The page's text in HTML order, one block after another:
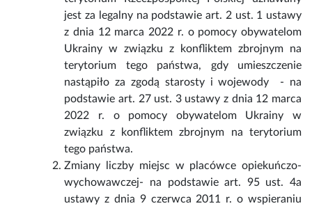
jest za legalny na podstawie art. 2 ust. 1 ustawy
z dnia 12 marca 2022 r. o pomocy obywatelom
Ukrainy w związku z konfliktem zbrojnym na
terytorium tego państwa, gdy umieszczenie
nastąpiło za zgodą starosty i wojewody - na
podstawie art. 27 ust. 3 ustawy z dnia 12 marca
2022 r. o pomocy obywatelom Ukrainy w
związku z konfliktem zbrojnym na terytorium
tego państwa.
Zmiany liczby miejsc w placówce opiekuńczo-
wychowawczej- na podstawie art. 95 ust. 4a
ustawy z dnia 9 czerwca 2011 r. o wspieraniu